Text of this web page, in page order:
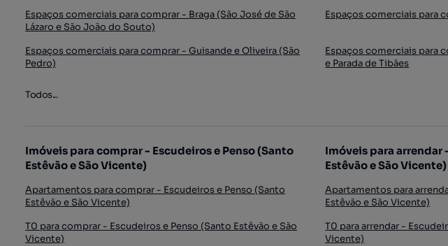
Espaços comerciais para comprar - Braga (São José de São
Lázaro e São João do Souto)
Espaços comerciais para
Espaços comerciais para comprar - Guisande e Oliveira (São
Pedro)
Espaços comerciais para
e Parada de Tibães
Todos...
Imóveis para comprar - Escudeiros e Penso (Santo
Estêvão e São Vicente)
Apartamentos para comprar - Escudeiros e Penso (Santo
Estêvão e São Vicente)
T0 para comprar - Escudeiros e Penso (Santo Estêvão e São
Vicente)
Imóveis para arrendar
Estêvão e São Vicente)
Apartamentos para
Estêvão e São Vicente)
T0 para arrendar -
Vicente)